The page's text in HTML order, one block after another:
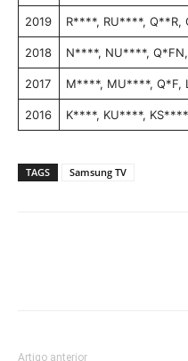
2019 R****, RU****, Q**R,
2018 N****, NU****, Q*FN,
2017 M****, MU****, Q*F,
2016 K****, KU****, KS****
TAGS Samsung TV
Artigo anterior